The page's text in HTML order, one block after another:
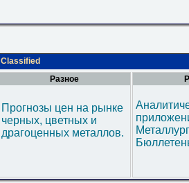
Classified
Разное
Прогнозы цен на рынке
черных, цветных и
драгоценных металлов.